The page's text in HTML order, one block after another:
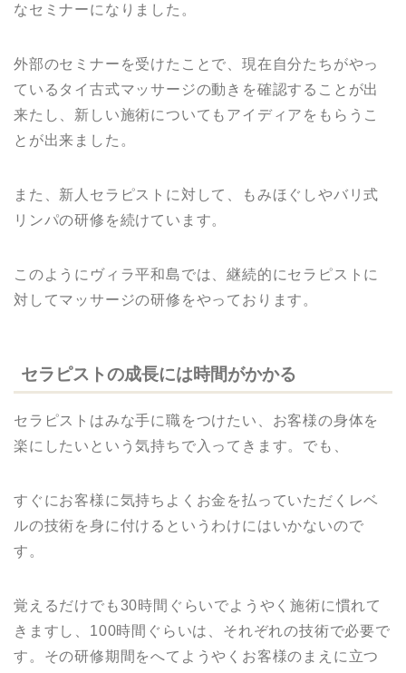
なセミナーになりました。
外部のセミナーを受けたことで、現在自分たちがやっ
ているタイ古式マッサージの動きを確認することが出
来たし、新しい施術についてもアイディアをもらうこ
とが出来ました。
また、新人セラピストに対して、もみほぐしやバリ式
リンパの研修を続けています。
このようにヴィラ平和島では、継続的にセラピストに
対してマッサージの研修をやっております。
セラピストの成長には時間がかかる
セラピストはみな手に職をつけたい、お客様の身体を
楽にしたいという気持ちで入ってきます。でも、
すぐにお客様に気持ちよくお金を払っていただくレベ
ルの技術を身に付けるというわけにはいかないので
す。
覚えるだけでも30時間ぐらいでようやく施術に慣れて
きますし、100時間ぐらいは、それぞれの技術で必要で
す。その研修期間をへてようやくお客様のまえに立つ